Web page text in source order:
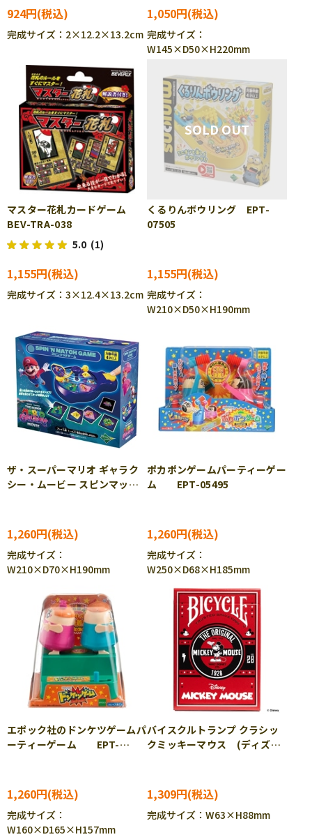
924円
完成サイズ：2×12.2×13.2cm
1,050円
完成サイズ：
W145×D50×H220mm
マスター花札カードゲーム
BEV-TRA-038
5.0 (1)
1,155円
完成サイズ：3×12.4×13.2cm
くるりんボウリング EPT-
07505
1,155円
完成サイズ：
W210×D50×H190mm
ザ・スーパーマリオ ギャラク
シー・ムービー スピンマッチ
1,260円
完成サイズ：
W210×D70×H190mm
ポカポンゲームパーティーゲー
ム EPT-05495
1,260円
完成サイズ：
W250×D68×H185mm
エポック社のドンケツゲームパ
ーティーゲーム EPT-
1,260円
完成サイズ：
W160×D165×H157mm
バイスクルトランプ クラシッ
クミッキーマウス (ディズニ
1,309円
完成サイズ：W63×H88mm